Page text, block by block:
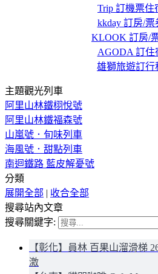
Trip 訂機票住
kkday 訂房/票
KLOOK 訂房/
AGODA 訂住
雄獅旅遊訂行
主題觀光列車
阿里山林鐵栩悅號
阿里山林鐵福森號
山嵐號．旬味列車
海風號．甜點列車
南迴鐵路 藍皮解憂號
分類
展開全部 | 收合全部
搜尋站內文章
搜尋關鍵字:
【彰化】員林 百果山溜滑梯
激